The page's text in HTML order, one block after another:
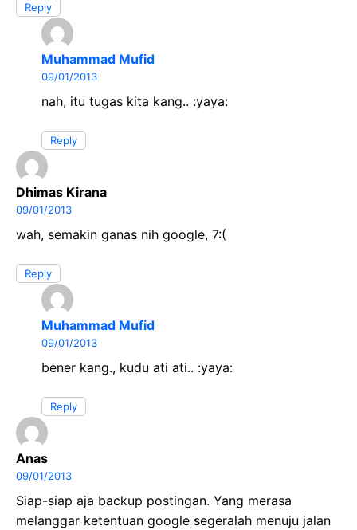
Reply
Muhammad Mufid
09/01/2013
nah, itu tugas kita kang.. :yaya:
Reply
Dhimas Kirana
09/01/2013
wah, semakin ganas nih google, 7:(
Reply
Muhammad Mufid
09/01/2013
bener kang., kudu ati ati.. :yaya:
Reply
Anas
09/01/2013
Siap-siap aja backup postingan. Yang merasa
melanggar ketentuan google segeralah menuju jalan